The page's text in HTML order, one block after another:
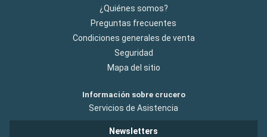
¿Quiénes somos?
Preguntas frecuentes
Condiciones generales de venta
Seguridad
Mapa del sitio
Información sobre crucero
Servicios de Asistencia
Newsletters